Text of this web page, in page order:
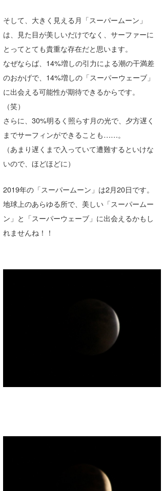
そして、大きく見える月「スーパームーン」
は、見た目が美しいだけでなく、サーファーに
とってとても貴重な存在だと思います。
なぜならば、14%増しの引力による潮の干満差
のおかげで、14%増しの「スーパーウェーブ」
に出会える可能性が期待できるからです。
（笑）
さらに、30%明るく照らす月の光で、夕方遅く
までサーフィンができることも……。
（あまり遅くまで入っていて遭難するといけな
いので、ほどほどに）
2019年の「スーパームーン」は2月20日です。
地球上のあらゆる所で、美しい「スーパームー
ン」と「スーパーウェーブ」に出会えるかもし
れませんね！！
YUKI☆
たっちー
ハンマー
まっきー
三輪予報士
小川予報士
唐澤予報士
SancheZ
Romisea